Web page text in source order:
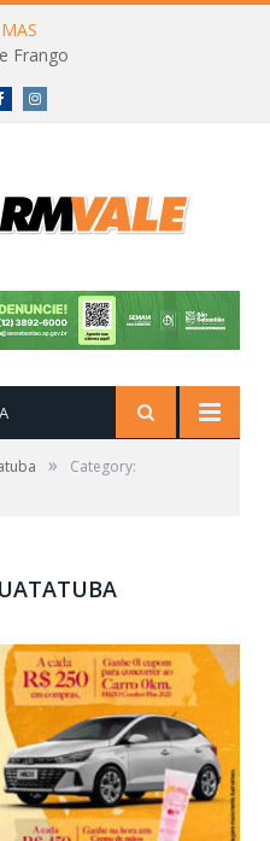
Frango
FacebookInstagram
»
Category: